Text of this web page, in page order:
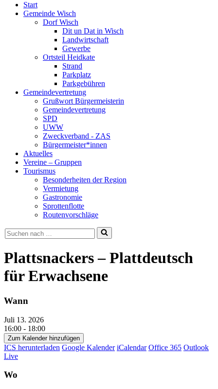
Start
Gemeinde Wisch
Dorf Wisch
Dit un Dat in Wisch
Landwirtschaft
Gewerbe
Ortsteil Heidkate
Strand
Parkplatz
Parkgebühren
Gemeindevertretung
Grußwort Bürgermeisterin
Gemeindevertretung
SPD
UWW
Zweckverband - ZAS
Bürgermeister*innen
Aktuelles
Vereine – Gruppen
Tourismus
Besonderheiten der Region
Vermietung
Gastronomie
Sprottenflotte
Routenvorschläge
Suchen
nach …
Plattsnackers – Plattdeutsch
für Erwachsene
Wann
Juli 13. 2026
16:00 - 18:00
Zum Kalender hinzufügen
ICS herunterladen Google Kalender iCalendar Office 365 Outlook
Live
Wo